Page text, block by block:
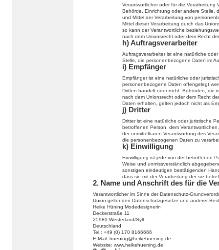
Verantwortlicher oder für die Verarbeitung
Behörde, Einrichtung oder andere Stelle,
und Mittel der Verarbeitung von
Mittel dieser Verarbeitung durch das
so kann der Verantwortliche
nach dem Unionsrecht oder dem Recht
h) Auftragsverarbeiter
Auftragsverarbeiter ist eine natürliche
Stelle, die personenbezogene Daten im
i) Empfänger
Empfänger ist eine natürliche oder
personenbezogene Daten offengelegt
Dritten handelt oder nicht. Behörden, die
nach dem Unionsrecht oder dem Recht
Daten erhalten, gelten jedoch nicht als
j) Dritter
Dritter ist eine natürliche oder juristische
betroffenen Person, dem
der unmittelbaren Verantwortung des
die personenbezogenen Daten zu
k) Einwilligung
Einwilligung ist jede von der betroffenen
Weise und unmissverständlich
sonstigen eindeutigen bestätigenden
dass sie mit der Verarbeitung der sie
2. Name und Anschrift des für die
Verantwortlicher im Sinne der Datenschutz-
Union geltenden Datenschutzgesetze und anderer
Heike Hüning Modedesignerin
Deckerstraße 11
25980 Westerland/Sylt
Deutschland
Tel.: +49 (0) 170 8166666
E-Mail: huening@heikehuening.de
Website: www.heikehuening.de